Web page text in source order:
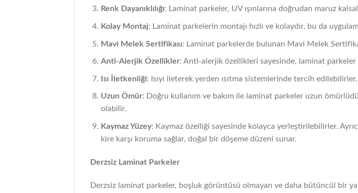
Renk Dayanıklılığı: Laminat parkeler, UV ışınlarına doğrudan maruz
Kolay Montaj: Laminat parkelerin montajı hızlı ve kolaydır, bu da
Mavi Melek Sertifikası: Laminat parkelerde bulunan Mavi Melek
Anti-Alerjik Özellikler: Anti-alerjik özellikleri sayesinde, laminat
Isı İletkenliği: Isıyı ileterek yerden ısıtma sistemlerinde tercih edilebilirler.
Uzun Ömür: Doğru kullanım ve bakım ile laminat parkeler uzun
olabilir.
Kaymaz Yüzey: Kaymaz özelliği sayesinde kolayca yerleştirilebilirler.
kire karşı koruma sağlar, doğal bir döşeme düzeni sunar.
Derzsiz Laminat Parkeler
Derzsiz laminat parkeler, boşluk görüntüsü olmayan ve daha bütüncül bir